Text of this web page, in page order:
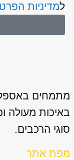
למדיניות
מתמחים
באיכות מעולה
סוגי הרכבים.
מפת אתר